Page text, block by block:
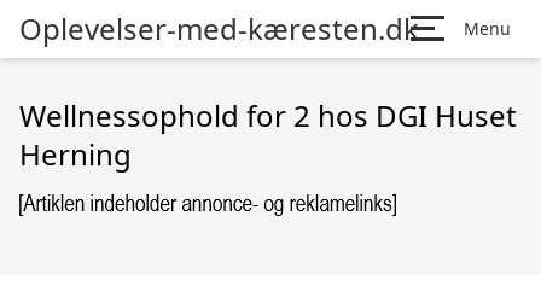
Oplevelser-med-kæresten.dk Menu
Wellnessophold for 2 hos DGI Huset
Herning